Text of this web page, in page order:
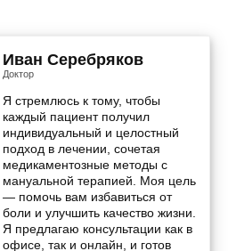
Иван Серебряков
Доктор
Я стремлюсь к тому, чтобы
каждый пациент получил
индивидуальный и целостный
подход в лечении, сочетая
медикаментозные методы с
мануальной терапией. Моя цель
— помочь вам избавиться от
боли и улучшить качество жизни.
Я предлагаю консультации как в
офисе, так и онлайн, и готов